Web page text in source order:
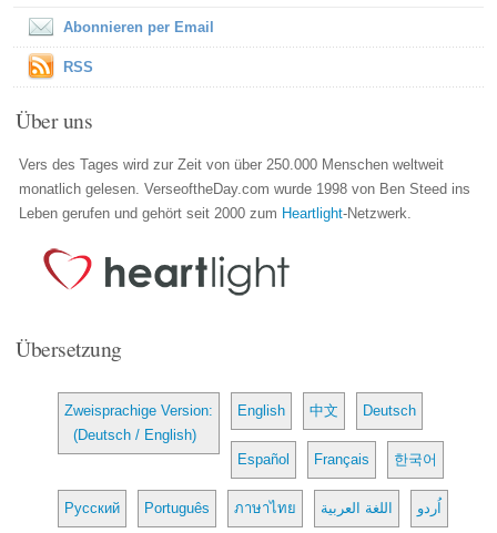
Abonnieren per Email
RSS
Über uns
Vers des Tages wird zur Zeit von über 250.000 Menschen weltweit
monatlich gelesen. VerseoftheDay.com wurde 1998 von Ben Steed ins
Leben gerufen und gehört seit 2000 zum Heartlight-Netzwerk.
Übersetzung
Zweisprachige Version:
(Deutsch / English)
English 中文 Deutsch
Español Français 한국어
Русский Português ภาษาไทย اللغة العربية اُردو